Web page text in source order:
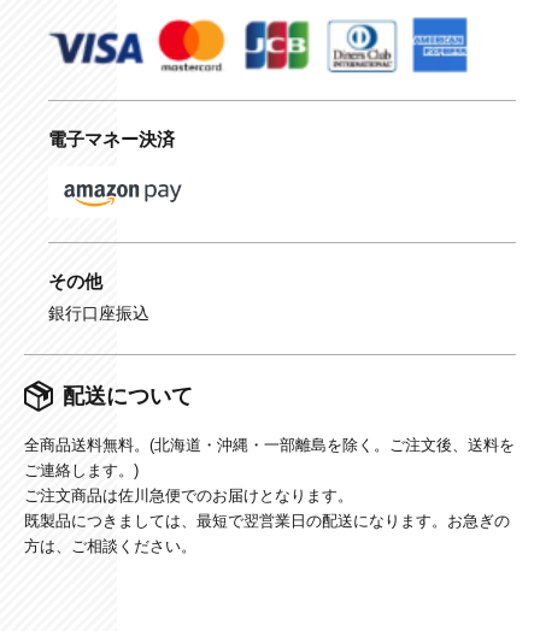
電子マネー決済
その他
銀行口座振込
配送について
全商品送料無料。(北海道・沖縄・一部離島を除く。ご注文後、送料を
ご連絡します。)
ご注文商品は佐川急便でのお届けとなります。
既製品につきましては、最短で翌営業日の配送になります。お急ぎの
方は、ご相談ください。